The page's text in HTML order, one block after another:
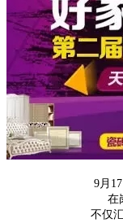
9月
在
不仅